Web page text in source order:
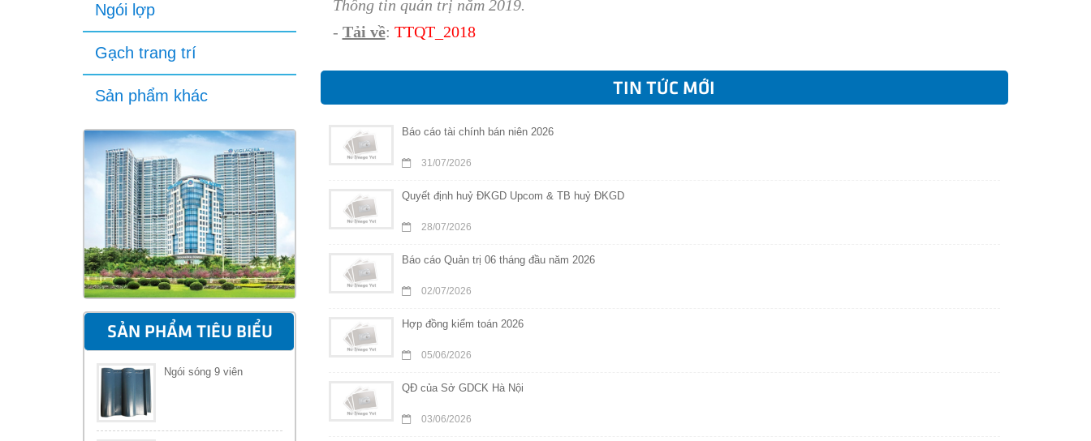
Ngói lợp
Gạch trang trí
Sản phẩm khác
SẢN PHẨM TIÊU BIỂU
Ngói sóng 9 viên
Thông tin quản trị năm 2019.
- Tải về: TTQT_2018
TIN TỨC MỚI
Báo cáo tài chính bán niên 2026
31/07/2026
Quyết định huỷ ĐKGD Upcom & TB huỷ ĐKGD
28/07/2026
Báo cáo Quản trị 06 tháng đầu năm 2026
02/07/2026
Hợp đồng kiểm toán 2026
05/06/2026
QĐ của Sở GDCK Hà Nội
03/06/2026